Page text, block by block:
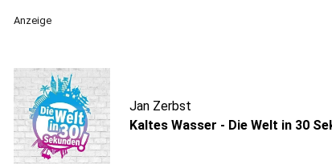
Anzeige
Jan Zerbst
Kaltes Wasser - Die Welt in 30